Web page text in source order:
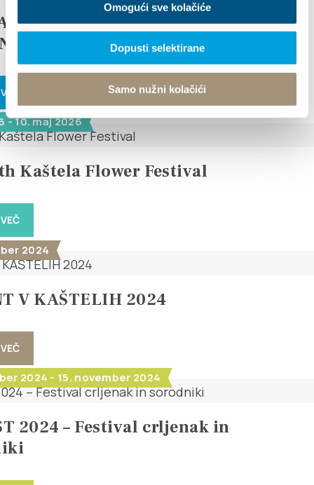
Omogući sve kolačiće
Dopusti selektirane
Samo nužni kolačići
OF TRADITION, ECO ETHNO
ISLAND PRODUCTS FAIR
- 10. maj 2026
Kaštela Flower Festival
2024
V KAŠTELIH 2024
2024 - 15. november 2024
2024 – Festival crljenak in